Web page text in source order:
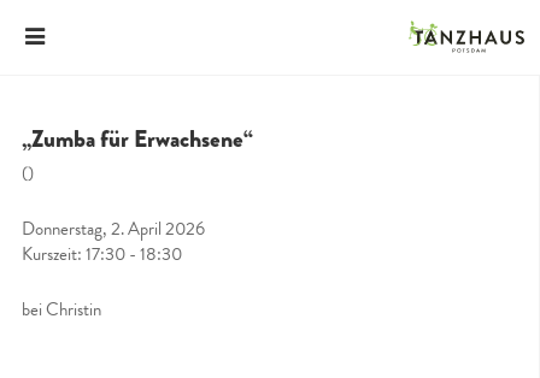
„Zumba für Erwachsene“
()
Donnerstag, 2. April 2026
Kurszeit: 17:30 - 18:30
bei Christin